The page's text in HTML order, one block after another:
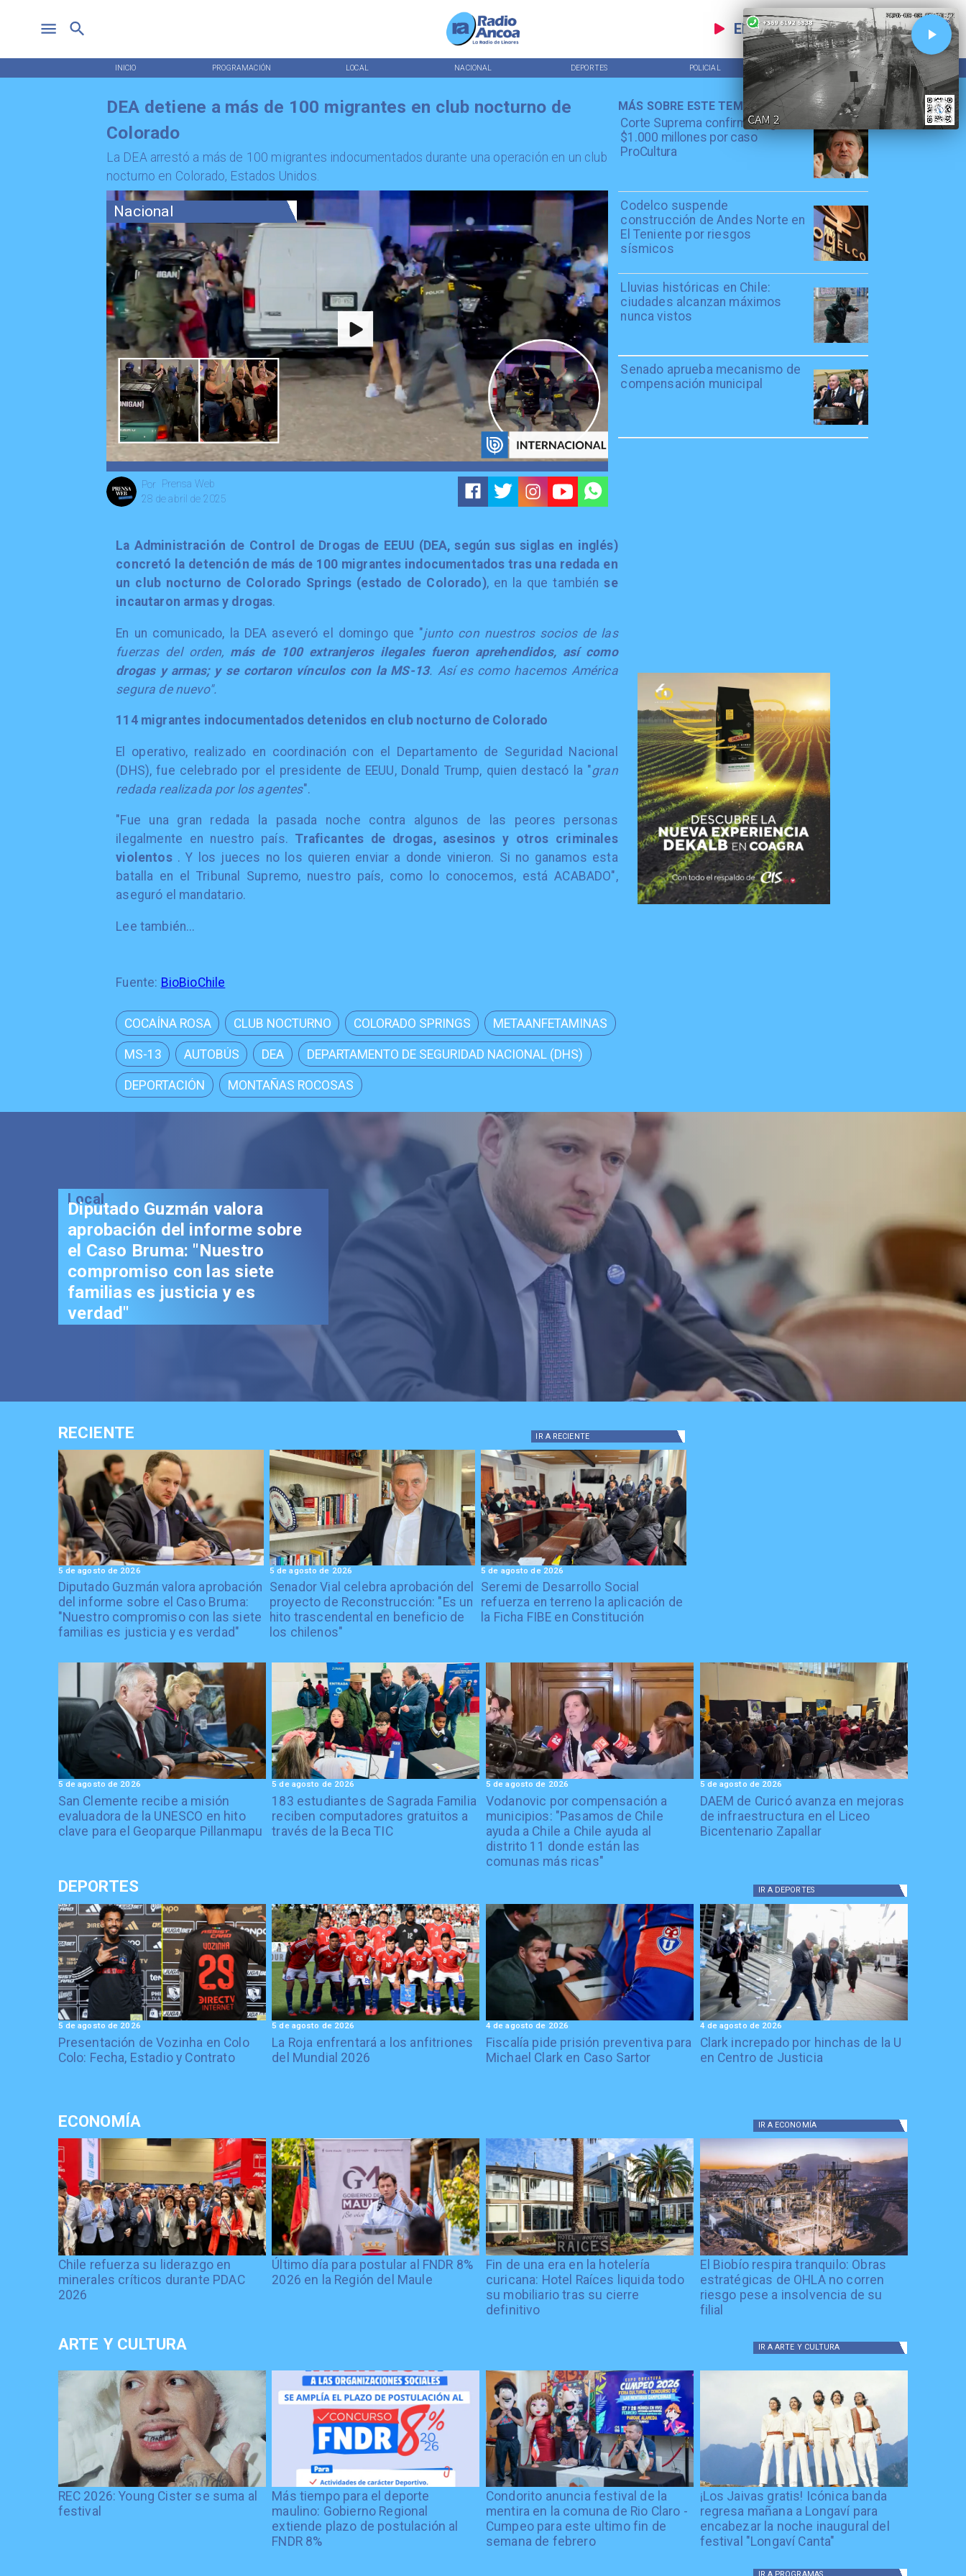
EN VIVO
INICIO PROGRAMACIÓN LOCAL NACIONAL DEPORTES POLICIAL TENDENCIAS
Nacional
Prensa Web
Por
28 de abril de 2025
Corte Suprema confirma pago de
$1.000 millones por caso
ProCultura
Codelco suspende
construcción de Andes Norte en
El Teniente por riesgos
sísmicos
Lluvias históricas en Chile:
ciudades alcanzan máximos
nunca vistos
Senado aprueba mecanismo de
compensación municipal
MÁS SOBRE ESTE TEMA
DEA detiene a más de 100 migrantes en club nocturno de
Colorado
La DEA arrestó a más de 100 migrantes indocumentados durante una operación en un club
nocturno en Colorado, Estados Unidos.
La Administración de Control de Drogas de EEUU (DEA, según sus siglas en inglés)
concretó la detención de más de 100 migrantes indocumentados tras una redada en
un club nocturno de Colorado Springs (estado de Colorado), en la que tambiénse
incautaron armas y drogas.
En un comunicado, la DEA aseveró el domingo que "junto con nuestros socios de las
fuerzas del orden, más de 100 extranjeros ilegales fueron aprehendidos, así como
drogas y armas; y se cortaron vínculos con la MS-13. Así es como hacemos América
segura de nuevo".
114 migrantes indocumentados detenidos en club nocturno de Colorado
El operativo, realizado en coordinación con el Departamento de Seguridad Nacional
(DHS), fue celebrado por el presidente de EEUU, Donald Trump, quien destacó la "gran
redada realizada por los agentes".
"Fue una gran redada la pasada noche contra algunos de las peores personas
ilegalmente en nuestro país. Traficantes de drogas, asesinos y otros criminales
violentos . Y los jueces no los quieren enviar a donde vinieron. Si no ganamos esta
batalla en el Tribunal Supremo, nuestro país, como lo conocemos, está ACABADO",
aseguró el mandatario.
Lee también...
Fuente: BioBioChile
COCAÍNA ROSA CLUB NOCTURNO COLORADO SPRINGS METAANFETAMINAS
MS-13 AUTOBÚS DEA DEPARTAMENTO DE SEGURIDAD NACIONAL (DHS)
DEPORTACIÓN MONTAÑAS ROCOSAS
Local
Diputado Guzmán valora
aprobación del informe sobre
el Caso Bruma: "Nuestro
compromiso con las siete
familias es justicia y es
verdad"
RECIENTE IR A RECIENTE
Diputado Guzmán valora aprobación
del informe sobre el Caso Bruma:
"Nuestro compromiso con las siete
familias es justicia y es verdad"
5 de agosto de 2026
Senador Vial celebra aprobación del
proyecto de Reconstrucción: "Es un
hito trascendental en beneficio de
los chilenos"
5 de agosto de 2026
Seremi de Desarrollo Social
refuerza en terreno la aplicación de
la Ficha FIBE en Constitución
5 de agosto de 2026
San Clemente recibe a misión
evaluadora de la UNESCO en hito
clave para el Geoparque Pillanmapu
5 de agosto de 2026
183 estudiantes de Sagrada Familia
reciben computadores gratuitos a
través de la Beca TIC
5 de agosto de 2026
Vodanovic por compensación a
municipios: "Pasamos de Chile
ayuda a Chile a Chile ayuda al
distrito 11 donde están las
comunas más ricas"
5 de agosto de 2026
DAEM de Curicó avanza en mejoras
de infraestructura en el Liceo
Bicentenario Zapallar
5 de agosto de 2026
DEPORTES IR A DEPORTES
Presentación de Vozinha en Colo
Colo: Fecha, Estadio y Contrato
5 de agosto de 2026
La Roja enfrentará a los anfitriones
del Mundial 2026
5 de agosto de 2026
Fiscalía pide prisión preventiva para
Michael Clark en Caso Sartor
4 de agosto de 2026
Clark increpado por hinchas de la U
en Centro de Justicia
4 de agosto de 2026
ECONOMÍA IR A ECONOMÍA
Chile refuerza su liderazgo en
minerales críticos durante PDAC
2026
Último día para postular al FNDR 8%
2026 en la Región del Maule
Fin de una era en la hotelería
curicana: Hotel Raíces liquida todo
su mobiliario tras su cierre
definitivo
El Biobío respira tranquilo: Obras
estratégicas de OHLA no corren
riesgo pese a insolvencia de su
filial
ARTE Y CULTURA IR A ARTE Y CULTURA
REC 2026: Young Cister se suma al
festival
Más tiempo para el deporte
maulino: Gobierno Regional
extiende plazo de postulación al
FNDR 8%
Condorito anuncia festival de la
mentira en la comuna de Rio Claro -
Cumpeo para este ultimo fin de
semana de febrero
¡Los Jaivas gratis! Icónica banda
regresa mañana a Longaví para
encabezar la noche inaugural del
festival "Longaví Canta"